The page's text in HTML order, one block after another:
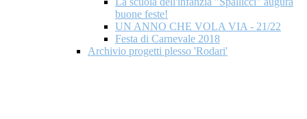
buone feste!
UN ANNO CHE VOLA VIA - 21/22
Festa di Carnevale 2018
Archivio progetti plesso 'Rodari'